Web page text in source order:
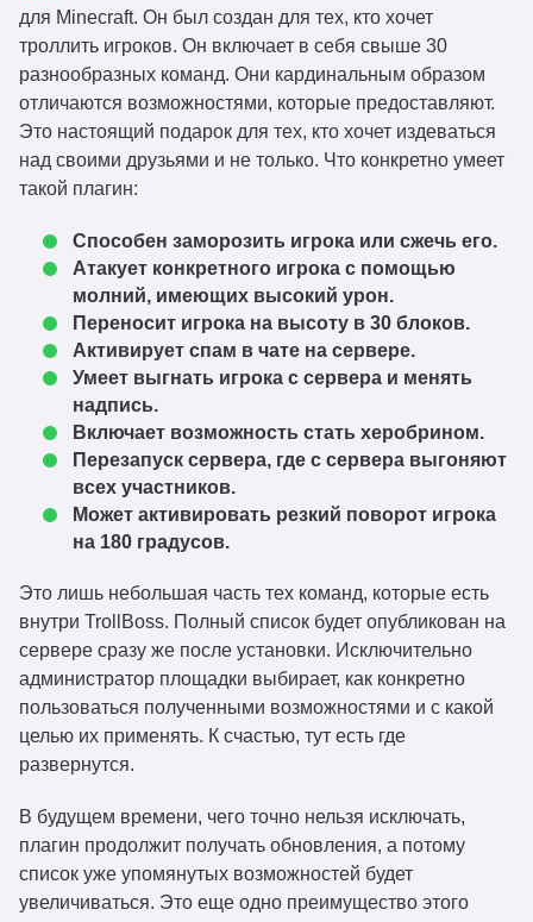
для Minecraft. Он был создан для тех, кто хочет
троллить игроков. Он включает в себя свыше 30
разнообразных команд. Они кардинальным образом
отличаются возможностями, которые предоставляют.
Это настоящий подарок для тех, кто хочет издеваться
над своими друзьями и не только. Что конкретно умеет
такой плагин:
Способен заморозить игрока или сжечь его.
Атакует конкретного игрока с помощью
молний, имеющих высокий урон.
Переносит игрока на высоту в 30 блоков.
Активирует спам в чате на сервере.
Умеет выгнать игрока с сервера и менять
надпись.
Включает возможность стать херобрином.
Перезапуск сервера, где с сервера выгоняют
всех участников.
Может активировать резкий поворот игрока
на 180 градусов.
Это лишь небольшая часть тех команд, которые есть
внутри TrollBoss. Полный список будет опубликован на
сервере сразу же после установки. Исключительно
администратор площадки выбирает, как конкретно
пользоваться полученными возможностями и с какой
целью их применять. К счастью, тут есть где
развернутся.
В будущем времени, чего точно нельзя исключать,
плагин продолжит получать обновления, а потому
список уже упомянутых возможностей будет
увеличиваться. Это еще одно преимущество этого